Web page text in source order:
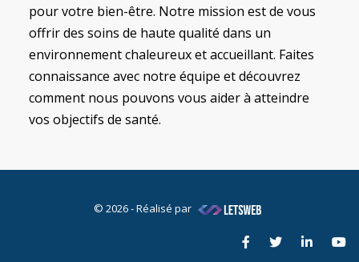
pour votre bien-être. Notre mission est de vous
offrir des soins de haute qualité dans un
environnement chaleureux et accueillant. Faites
connaissance avec notre équipe et découvrez
comment nous pouvons vous aider à atteindre
vos objectifs de santé.
© 2026 - Réalisé par